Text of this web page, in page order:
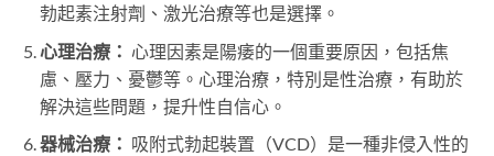
勃起素注射劑、激光治療等也是選擇。
心理治療： 心理因素是陽痿的一個重要原因，包括焦
慮、壓力、憂鬱等。心理治療，特別是性治療，有助於
解決這些問題，提升性自信心。
器械治療： 吸附式勃起裝置（VCD）是一種非侵入性的